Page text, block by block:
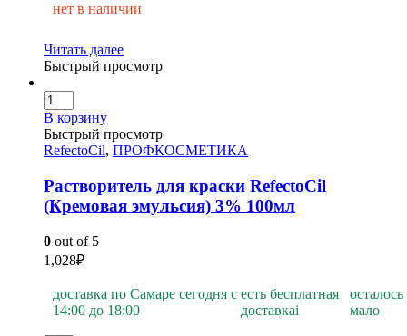
нет в наличии
Читать далее
Быстрый просмотр
В корзину
Быстрый просмотр
RefectoCil, ПРОФКОСМЕТИКА
Растворитель для краски RefectoCil
(Кремовая эмульсия) 3% 100мл
0 out of 5
1,028₽
доставка по Самаре сегодня с
14:00 до 18:00
есть бесплатная
доставкаi
осталось
мало